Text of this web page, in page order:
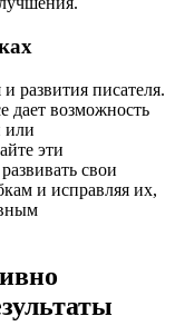
развития писателя.
дает возможность
или
эти
свои
и исправляя их,